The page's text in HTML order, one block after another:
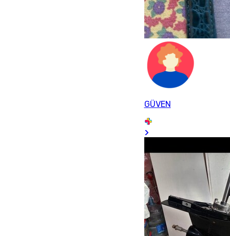
GÜVEN